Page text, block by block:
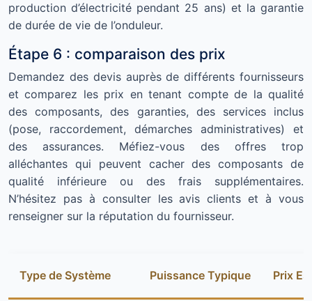
production d’électricité pendant 25 ans) et la garantie
de durée de vie de l’onduleur.
Étape 6 : comparaison des prix
Demandez des devis auprès de différents fournisseurs
et comparez les prix en tenant compte de la qualité
des composants, des garanties, des services inclus
(pose, raccordement, démarches administratives) et
des assurances. Méfiez-vous des offres trop
alléchantes qui peuvent cacher des composants de
qualité inférieure ou des frais supplémentaires.
N’hésitez pas à consulter les avis clients et à vous
renseigner sur la réputation du fournisseur.
Type de Système Puissance Typique Prix